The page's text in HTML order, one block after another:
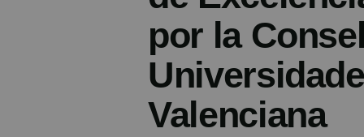
por la
Valenciana